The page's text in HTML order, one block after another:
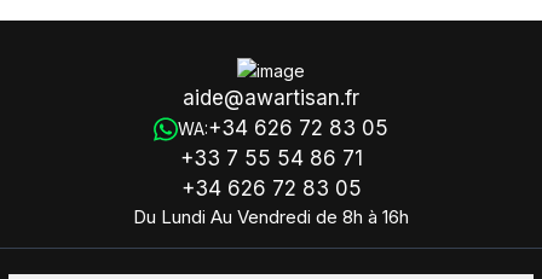
aide@awartisan.fr
WA:+34 626 72 83 05
+33 7 55 54 86 71
+34 626 72 83 05
Du Lundi Au Vendredi de 8h à 16h